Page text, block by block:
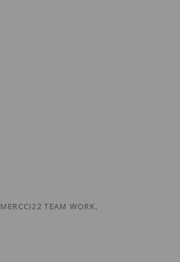
MERCCI22 TEAM WORK.